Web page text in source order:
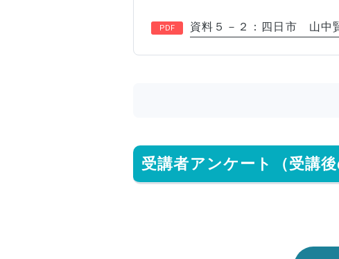
資料５－２：四日市 山中
受講者アンケート（受講